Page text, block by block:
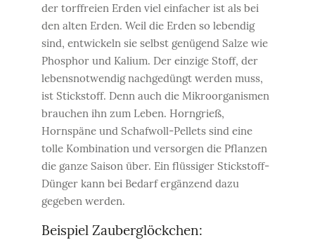
der torffreien Erden viel einfacher ist als bei
den alten Erden. Weil die Erden so lebendig
sind, entwickeln sie selbst genügend Salze wie
Phosphor und Kalium. Der einzige Stoff, der
lebensnotwendig nachgedüngt werden muss,
ist Stickstoff. Denn auch die Mikroorganismen
brauchen ihn zum Leben. Horngrieß,
Hornspäne und Schafwoll-Pellets sind eine
tolle Kombination und versorgen die Pflanzen
die ganze Saison über. Ein flüssiger Stickstoff-
Dünger kann bei Bedarf ergänzend dazu
gegeben werden.
Beispiel Zauberglöckchen: